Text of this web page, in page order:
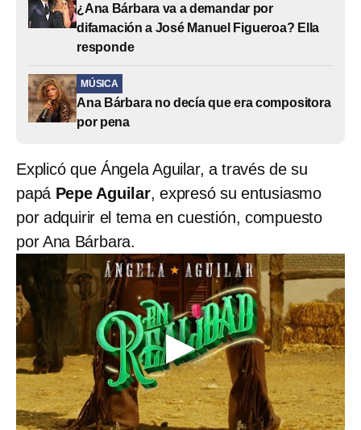
¿Ana Bárbara va a demandar por
difamación a José Manuel Figueroa? Ella
responde
MÚSICA
Ana Bárbara no decía que era compositora
por pena
Explicó que Ángela Aguilar, a través de su
papá Pepe Aguilar, expresó su entusiasmo
por adquirir el tema en cuestión, compuesto
por Ana Bárbara.